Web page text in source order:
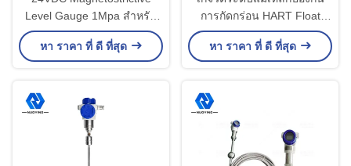
Level Gauge 1Mpa สำหรับ
น้ำมัน Water Interface Level
Transmitter
หา ราคา ที่ ดี ที่สุด
การกัดกร่อน HART Float
Level Transmitter
หา ราคา ที่ ดี ที่สุด